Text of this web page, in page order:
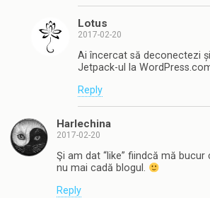
Lotus
2017-02-20
Ai încercat să deconectezi
Jetpack-ul la
Reply
Harlechina
2017-02-20
Şi am dat “like” fiindcă mă
nu mai cadă blogul.
Reply